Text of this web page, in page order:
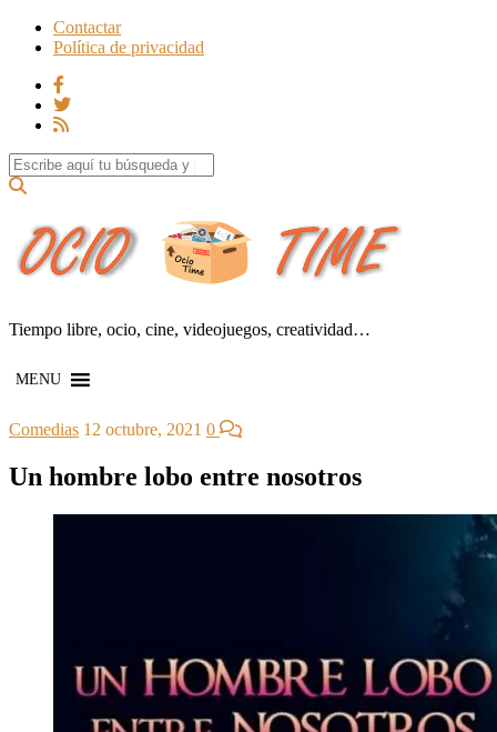
Contactar
Política de privacidad
Search for:
Tiempo libre, ocio, cine, videojuegos, creatividad…
MENU
Comedias 12 octubre, 2021 0
Un hombre lobo entre nosotros